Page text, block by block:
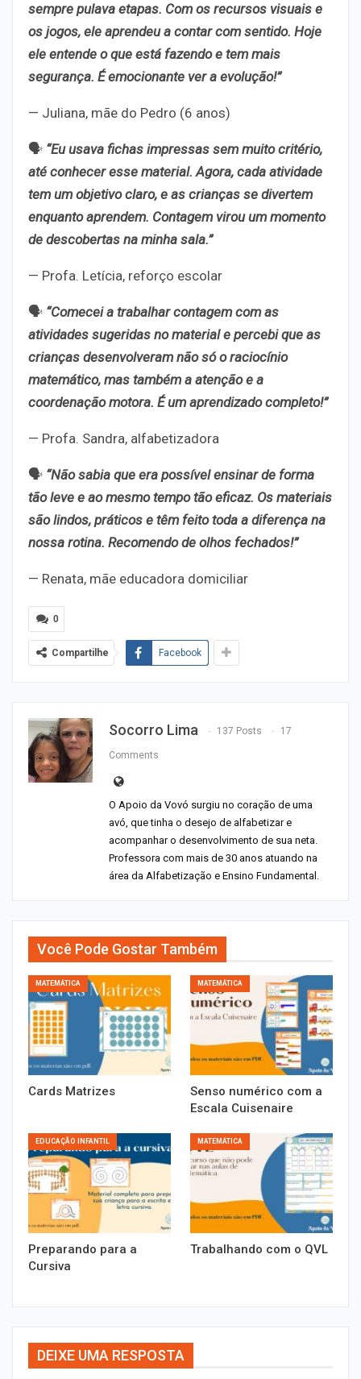
sempre pulava etapas. Com os recursos visuais e
os jogos, ele aprendeu a contar com sentido. Hoje
ele entende o que está fazendo e tem mais
segurança. É emocionante ver a evolução!”
— Juliana, mãe do Pedro (6 anos)
🗣️ “Eu usava fichas impressas sem muito critério,
até conhecer esse material. Agora, cada atividade
tem um objetivo claro, e as crianças se divertem
enquanto aprendem. Contagem virou um momento
de descobertas na minha sala.”
— Profa. Letícia, reforço escolar
🗣️ “Comecei a trabalhar contagem com as
atividades sugeridas no material e percebi que as
crianças desenvolveram não só o raciocínio
matemático, mas também a atenção e a
coordenação motora. É um aprendizado completo!”
— Profa. Sandra, alfabetizadora
🗣️ “Não sabia que era possível ensinar de forma
tão leve e ao mesmo tempo tão eficaz. Os materiais
são lindos, práticos e têm feito toda a diferença na
nossa rotina. Recomendo de olhos fechados!”
— Renata, mãe educadora domiciliar
0
Compartilhe Facebook
Socorro Lima 137 Posts 17
Comments
O Apoio da Vovó surgiu no coração de uma
avó, que tinha o desejo de alfabetizar e
acompanhar o desenvolvimento de sua neta.
Professora com mais de 30 anos atuando na
área da Alfabetização e Ensino Fundamental.
Você Pode Gostar Também
MATEMÁTICA
Cards Matrizes
MATEMÁTICA
Senso numérico com a
Escala Cuisenaire
EDUCAÇÃO INFANTIL
Preparando para a
Cursiva
MATEMÁTICA
Trabalhando com o QVL
DEIXE UMA RESPOSTA